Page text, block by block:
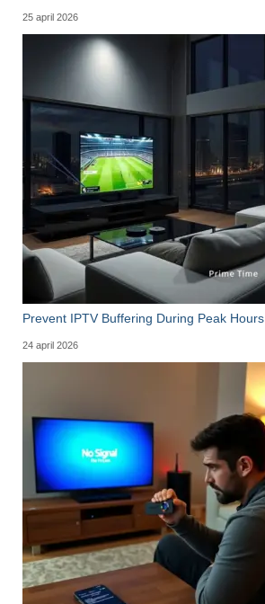
25 april 2026
Prevent IPTV Buffering During Peak Hours
24 april 2026